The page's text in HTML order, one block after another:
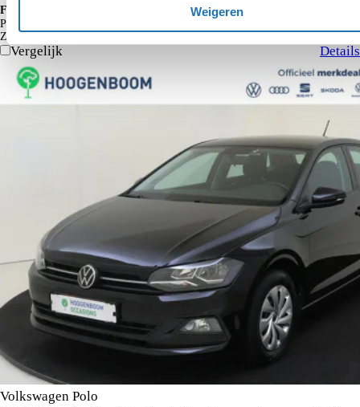
Weigeren
Financieren p/m vanaf
Particulier
Zakelijk
Vergelijk Details
Volkswagen Polo